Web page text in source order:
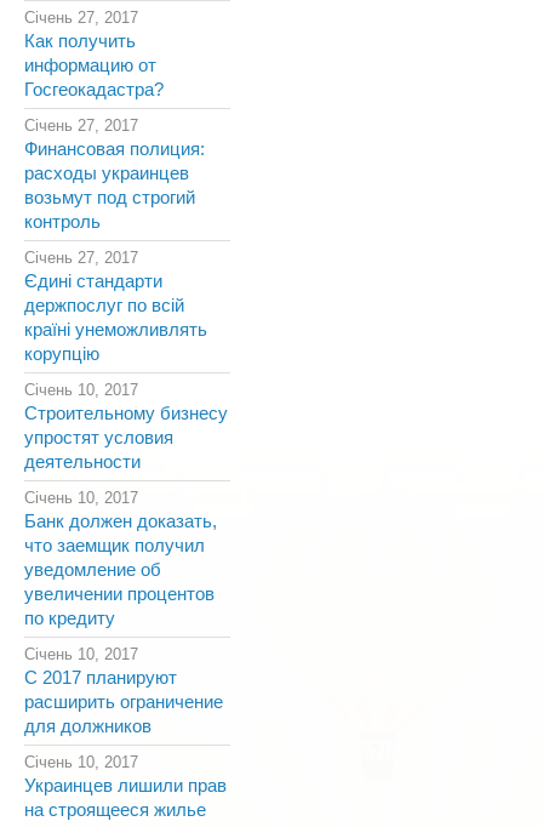
Січень 27, 2017
Как получить
информацию от
Госгеокадастра?
Січень 27, 2017
Финансовая полиция:
расходы украинцев
возьмут под строгий
контроль
Січень 27, 2017
Єдині стандарти
держпослуг по всій
країні унеможливлять
корупцію
Січень 10, 2017
Строительному бизнесу
упростят условия
деятельности
Січень 10, 2017
Банк должен доказать,
что заемщик получил
уведомление об
увеличении процентов
по кредиту
Січень 10, 2017
С 2017 планируют
расширить ограничение
для должников
Січень 10, 2017
Украинцев лишили прав
на строящееся жилье